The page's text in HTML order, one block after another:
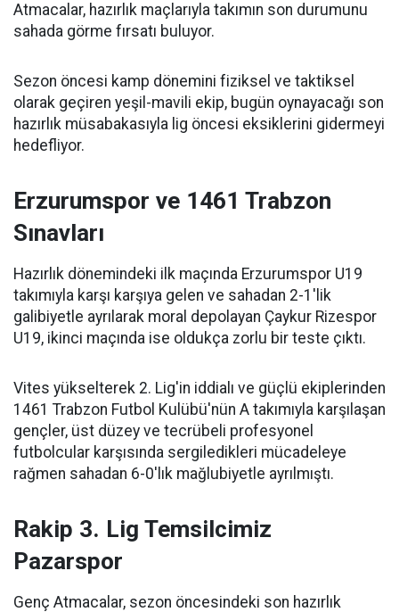
Atmacalar, hazırlık maçlarıyla takımın son durumunu
sahada görme fırsatı buluyor.
Sezon öncesi kamp dönemini fiziksel ve taktiksel
olarak geçiren yeşil-mavili ekip, bugün oynayacağı son
hazırlık müsabakasıyla lig öncesi eksiklerini gidermeyi
hedefliyor.
Erzurumspor ve 1461 Trabzon
Sınavları
Hazırlık dönemindeki ilk maçında Erzurumspor U19
takımıyla karşı karşıya gelen ve sahadan 2-1'lik
galibiyetle ayrılarak moral depolayan Çaykur Rizespor
U19, ikinci maçında ise oldukça zorlu bir teste çıktı.
Vites yükselterek 2. Lig'in iddialı ve güçlü ekiplerinden
1461 Trabzon Futbol Kulübü'nün A takımıyla karşılaşan
gençler, üst düzey ve tecrübeli profesyonel
futbolcular karşısında sergiledikleri mücadeleye
rağmen sahadan 6-0'lık mağlubiyetle ayrılmıştı.
Rakip 3. Lig Temsilcimiz
Pazarspor
Genç Atmacalar, sezon öncesindeki son hazırlık